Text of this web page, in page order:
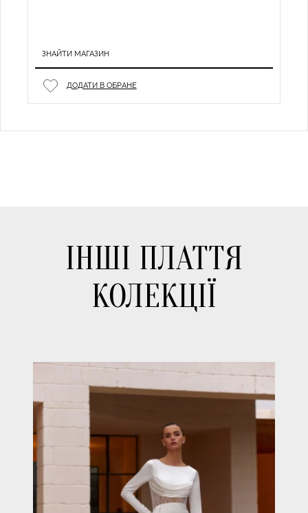
ЗНАЙТИ МАГАЗИН
ДОДАТИ В ОБРАНЕ
ІНШІ ПЛАТТЯ
КОЛЕКЦІЇ